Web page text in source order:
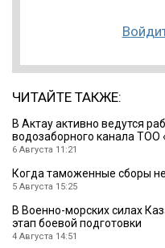
ЧИТАЙТЕ ТАКЖЕ:
В Актау активно ведутся
водозаборного канала
6 Августа 11:21
Когда таможенные сборы
5 Августа 15:25
В Военно-морских силах
этап боевой подготовки
4 Августа 14:51